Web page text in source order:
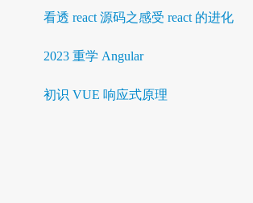
看透 react 源码之感受 react 的进化
2023 重学 Angular
初识 VUE 响应式原理